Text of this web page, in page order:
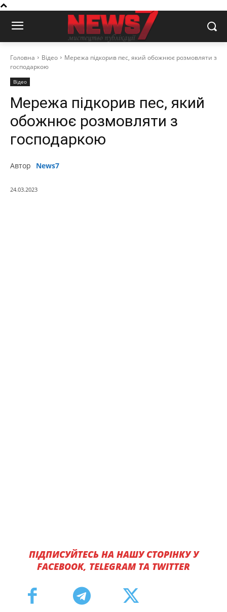
Головна Відео
Мережа підкорив пес, який обожнює розмовляти з
господаркою
Відео
Мережа підкорив пес, який
обожнює розмовляти з
господаркою
Автор News7
24.03.2023
ПІДПИСУЙТЕСЬ НА НАШУ СТОРІНКУ У
FACEBOOK, TELEGRAM ТА TWITTER